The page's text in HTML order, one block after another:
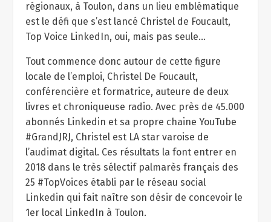
régionaux, à Toulon, dans un lieu emblématique
est le défi que s’est lancé Christel de Foucault,
Top Voice LinkedIn, oui, mais pas seule…
Tout commence donc autour de cette figure
locale de l’emploi, Christel De Foucault,
conférencière et formatrice, auteure de deux
livres et chroniqueuse radio. Avec près de 45.000
abonnés Linkedin et sa propre chaine YouTube
#GrandJRJ, Christel est LA star varoise de
l’audimat digital. Ces résultats la font entrer en
2018 dans le très sélectif palmarès français des
25 #TopVoices établi par le réseau social
Linkedin qui fait naître son désir de concevoir le
1er local LinkedIn à Toulon.